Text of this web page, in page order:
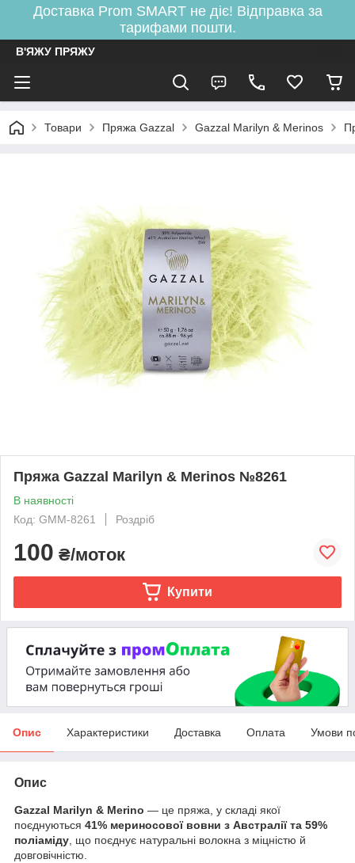
Доставка Prom SMART не діє! Відправка за
тарифами пошти.
В'ЯЖУ ПРЯЖУ
Товари Пряжа Gazzal Gazzal Marilyn & Merinos
Пряжа Gazzal Marilyn & Merinos №8261
В наявності
Код: GMM-8261
Роздріб
100 ₴/моток
Купити
Опис Характеристики Доставка Оплата Умови
Опис
Gazzal Marilyn & Merino — це пряжа, у складі якої
поєднуються 41% мериносової вовни з Австралії та 59%
поліаміду, що поєднує натуральні волокна з міцністю й
довговічністю.